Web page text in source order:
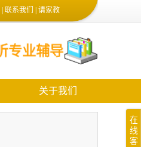
联系我们 请家教
关于我们
在
线
客